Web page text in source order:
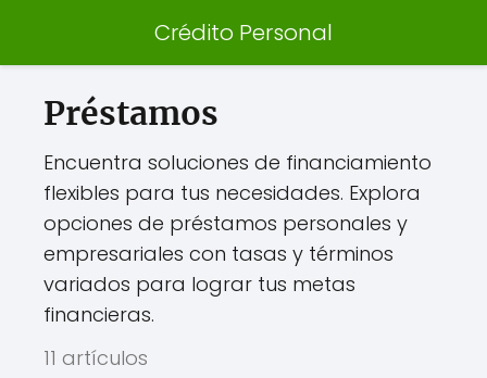
Crédito Personal
Préstamos
Encuentra soluciones de financiamiento
flexibles para tus necesidades. Explora
opciones de préstamos personales y
empresariales con tasas y términos
variados para lograr tus metas
financieras.
11 artículos